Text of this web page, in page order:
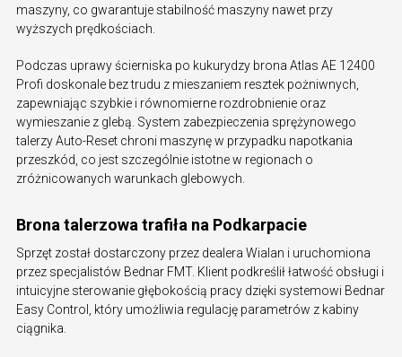
maszyny, co gwarantuje stabilność maszyny nawet przy
wyższych prędkościach.
Podczas uprawy ścierniska po kukurydzy brona Atlas AE 12400
Profi doskonale bez trudu z mieszaniem resztek pożniwnych,
zapewniając szybkie i równomierne rozdrobnienie oraz
wymieszanie z glebą. System zabezpieczenia sprężynowego
talerzy Auto-Reset chroni maszynę w przypadku napotkania
przeszkód, co jest szczególnie istotne w regionach o
zróżnicowanych warunkach glebowych.
Brona talerzowa trafiła na Podkarpacie
Sprzęt został dostarczony przez dealera Wialan i uruchomiona
przez specjalistów Bednar FMT. Klient podkreślił łatwość obsługi i
intuicyjne sterowanie głębokością pracy dzięki systemowi Bednar
Easy Control, który umożliwia regulację parametrów z kabiny
ciągnika.